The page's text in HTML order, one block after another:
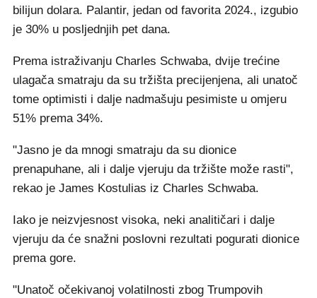
bilijun dolara. Palantir, jedan od favorita 2024., izgubio
je 30% u posljednjih pet dana.
Prema istraživanju Charles Schwaba, dvije trećine
ulagača smatraju da su tržišta precijenjena, ali unatoč
tome optimisti i dalje nadmašuju pesimiste u omjeru
51% prema 34%.
"Jasno je da mnogi smatraju da su dionice
prenapuhane, ali i dalje vjeruju da tržište može rasti",
rekao je James Kostulias iz Charles Schwaba.
Iako je neizvjesnost visoka, neki analitičari i dalje
vjeruju da će snažni poslovni rezultati pogurati dionice
prema gore.
"Unatoč očekivanoj volatilnosti zbog Trumpovih